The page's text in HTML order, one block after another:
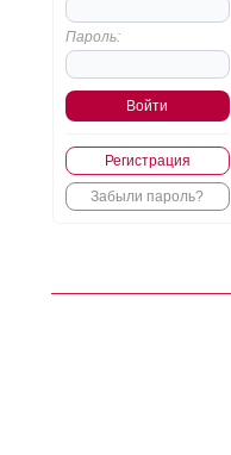
Пароль:
Регистрация
Забыли пароль?